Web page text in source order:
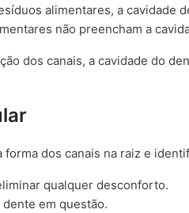
alimentares, a cavidade
não preencham a
dos canais, a cavidade do
dos canais na raiz e
qualquer desconforto.
em questão.